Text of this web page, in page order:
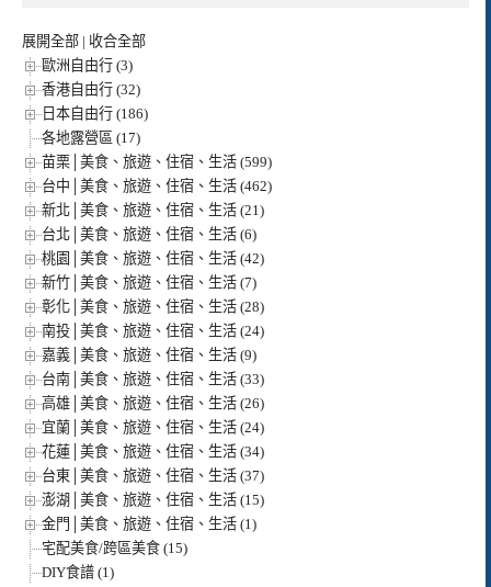
展開全部 | 收合全部
歐洲自由行 (3)
香港自由行 (32)
日本自由行 (186)
各地露營區 (17)
苗栗│美食、旅遊、住宿、生活 (599)
台中│美食、旅遊、住宿、生活 (462)
新北│美食、旅遊、住宿、生活 (21)
台北│美食、旅遊、住宿、生活 (6)
桃園│美食、旅遊、住宿、生活 (42)
新竹│美食、旅遊、住宿、生活 (7)
彰化│美食、旅遊、住宿、生活 (28)
南投│美食、旅遊、住宿、生活 (24)
嘉義│美食、旅遊、住宿、生活 (9)
台南│美食、旅遊、住宿、生活 (33)
高雄│美食、旅遊、住宿、生活 (26)
宜蘭│美食、旅遊、住宿、生活 (24)
花蓮│美食、旅遊、住宿、生活 (34)
台東│美食、旅遊、住宿、生活 (37)
澎湖│美食、旅遊、住宿、生活 (15)
金門│美食、旅遊、住宿、生活 (1)
宅配美食/跨區美食 (15)
DIY食譜 (1)